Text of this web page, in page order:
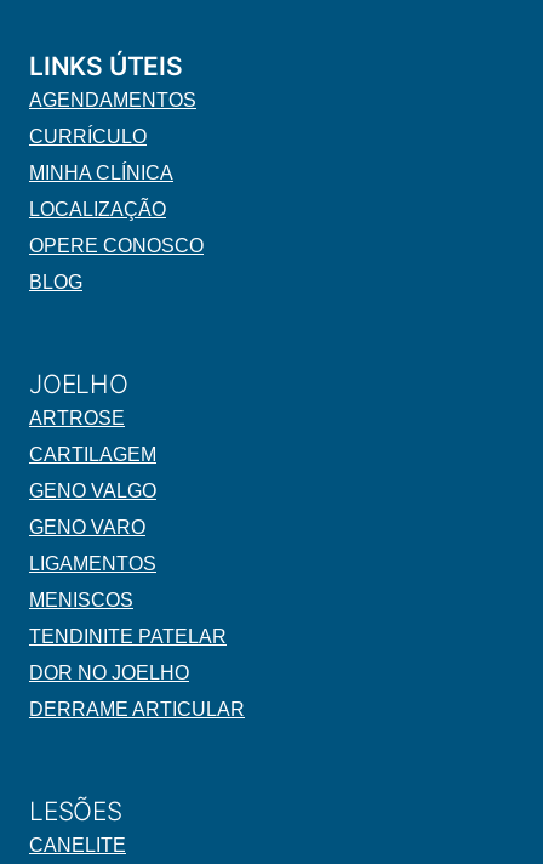
LINKS ÚTEIS
AGENDAMENTOS
CURRÍCULO
MINHA CLÍNICA
LOCALIZAÇÃO
OPERE CONOSCO
BLOG
JOELHO
ARTROSE
CARTILAGEM
GENO VALGO
GENO VARO
LIGAMENTOS
MENISCOS
TENDINITE PATELAR
DOR NO JOELHO
DERRAME ARTICULAR
LESÕES
CANELITE